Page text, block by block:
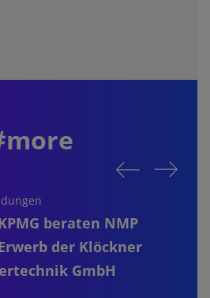
beraten NMP
der Klöckner
GmbH